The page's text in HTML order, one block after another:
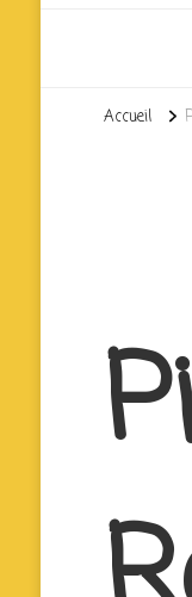
Accueil